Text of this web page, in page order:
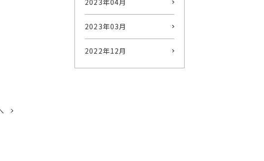
2023年04月
2023年03月
2022年12月